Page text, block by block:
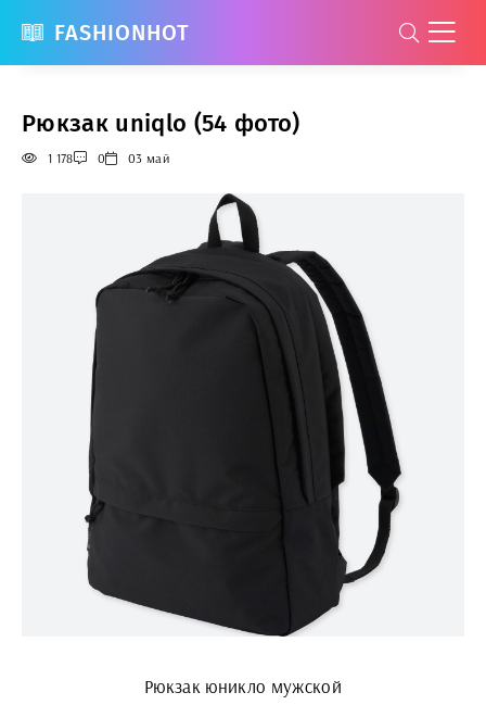
FASHIONHOT
Рюкзак uniqlo (54 фото)
1 178 0 03 май
Рюкзак юникло мужской